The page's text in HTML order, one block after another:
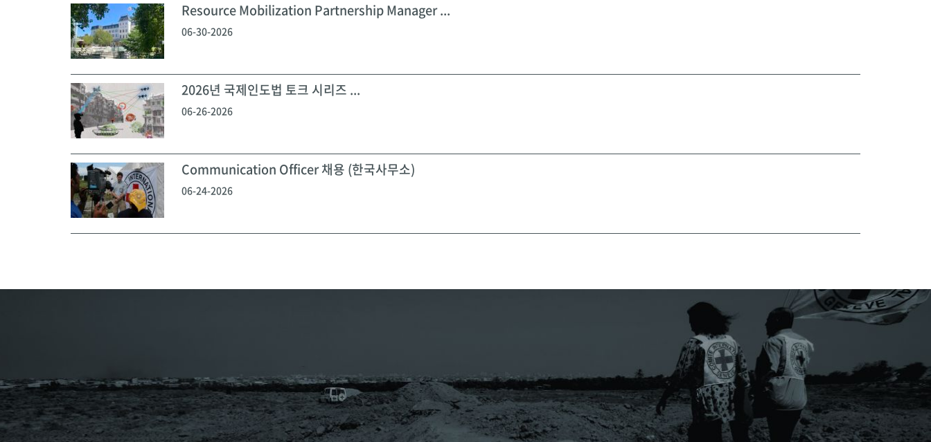
Resource Mobilization Partnership Manager ...
06-30-2026
2026년 국제인도법 토크 시리즈 ...
06-26-2026
Communication Officer 채용 (한국사무소)
06-24-2026